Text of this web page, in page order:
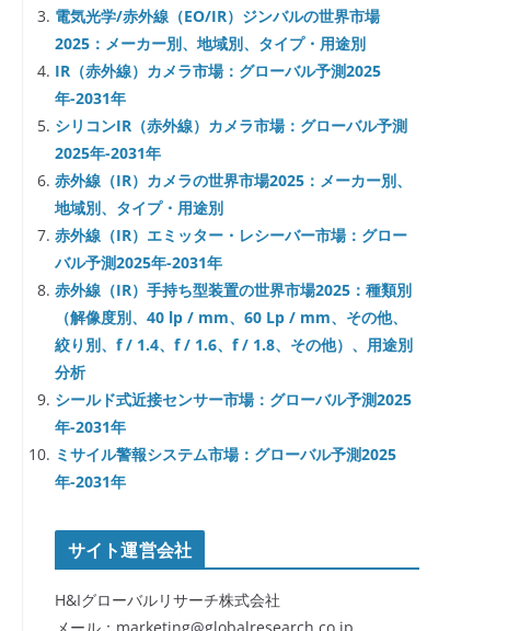
電気光学/赤外線（EO/IR）ジンバルの世界市場
2025：メーカー別、地域別、タイプ・用途別
IR（赤外線）カメラ市場：グローバル予測2025
年-2031年
シリコンIR（赤外線）カメラ市場：グローバル予測
2025年-2031年
赤外線（IR）カメラの世界市場2025：メーカー別、
地域別、タイプ・用途別
赤外線（IR）エミッター・レシーバー市場：グロー
バル予測2025年-2031年
赤外線（IR）手持ち型装置の世界市場2025：種類別
（解像度別、40 lp / mm、60 Lp / mm、その他、
絞り別、f / 1.4、f / 1.6、f / 1.8、その他）、用途別
分析
シールド式近接センサー市場：グローバル予測2025
年-2031年
ミサイル警報システム市場：グローバル予測2025
年-2031年
サイト運営会社
H&Iグローバルリサーチ株式会社